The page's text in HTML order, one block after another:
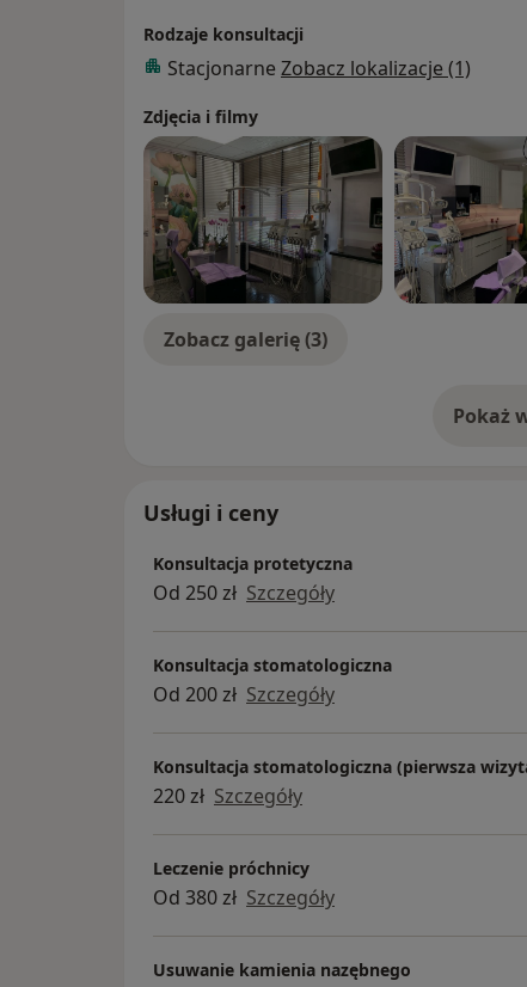
Rodzaje konsultacji
Stacjonarne Zobacz lokalizacje (1)
Zdjęcia i filmy
Zobacz galerię (3)
Pokaż
Usługi i ceny
Konsultacja protetyczna
Od 250 zł Szczegóły
Konsultacja stomatologiczna
Od 200 zł Szczegóły
Konsultacja stomatologiczna (pierwsza
220 zł Szczegóły
Leczenie próchnicy
Od 380 zł Szczegóły
Usuwanie kamienia nazębnego